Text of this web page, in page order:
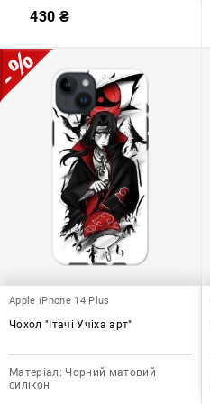
430 ₴
Apple iPhone 14 Plus
Чохол "Ітачі Учіха арт"
Матеріал: Чорний матовий
силікон